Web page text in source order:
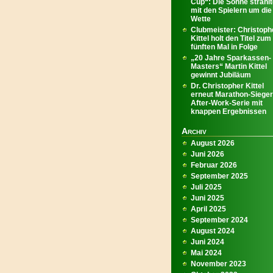
Cup“: Die Sonne
mit den Spielern um die
Wette
Clubmeister:
Kittel holt den Titel zum
fünften Mal in Folge
„20 Jahre Sparkassen-
Masters“ Martin Kittel
gewinnt Jubiläum
Dr. Christopher Kittel
erneut Marathon-Sieger
After-Work-Serie mit
knappen Ergebnissen
Archiv
August 2026
Juni 2026
Februar 2026
September 2025
Juli 2025
Juni 2025
April 2025
September 2024
August 2024
Juni 2024
Mai 2024
November 2023